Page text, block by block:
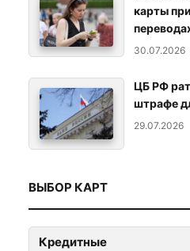
карты
30.07.2026
ЦБ РФ
штрафе
29.07.2026
ВЫБОР КАРТ
Кредитные